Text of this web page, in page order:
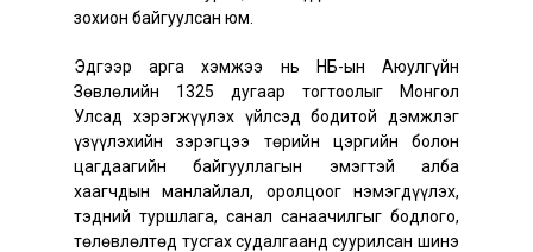
зохион байгуулсан юм.
Эдгээр арга хэмжээ нь НҮБ-ын Аюулгүйн
Зөвлөлийн 1325 дугаар тогтоолыг Монгол
Улсад хэрэгжүүлэх үйлсэд бодитой дэмжлэг
үзүүлэхийн зэрэгцээ төрийн цэргийн болон
цагдаагийн байгууллагын эмэгтэй алба
хаагчдын манлайлал, оролцоог нэмэгдүүлэх,
тэдний туршлага, санал санаачилгыг бодлого,
төлөвлөлтөд тусгах судалгаанд суурилсан шинэ